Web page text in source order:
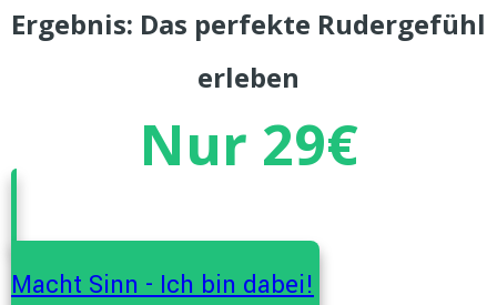
Ergebnis: Das perfekte Rudergefühl
erleben
Nur 29€
Macht Sinn - Ich bin dabei!